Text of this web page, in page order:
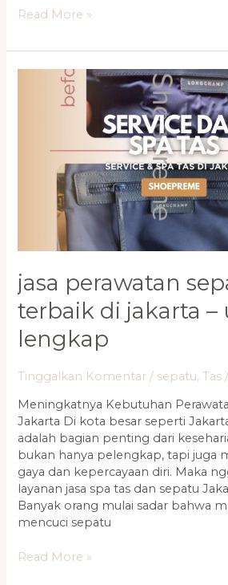
Read More »
jasa perawatan
terbaik di jakarta –
lengkap
Tinggalkan Komentar / sepatu,Tas /
Meningkatnya Kebutuhan
Jakarta Di kota besar seperti
adalah bagian penting dari
bukan hanya pelengkap, tapi juga
gaya dan kepercayaan diri. Maka
layanan jasa spa tas dan sepatu
Banyak orang mulai sadar bahwa
mencuci sepatu
Perawatan
Jakarta
Lengkap
Read More »